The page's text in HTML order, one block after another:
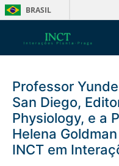
BRASIL
Professor
San Diego,
Physiology, e a
Helena
INCT em